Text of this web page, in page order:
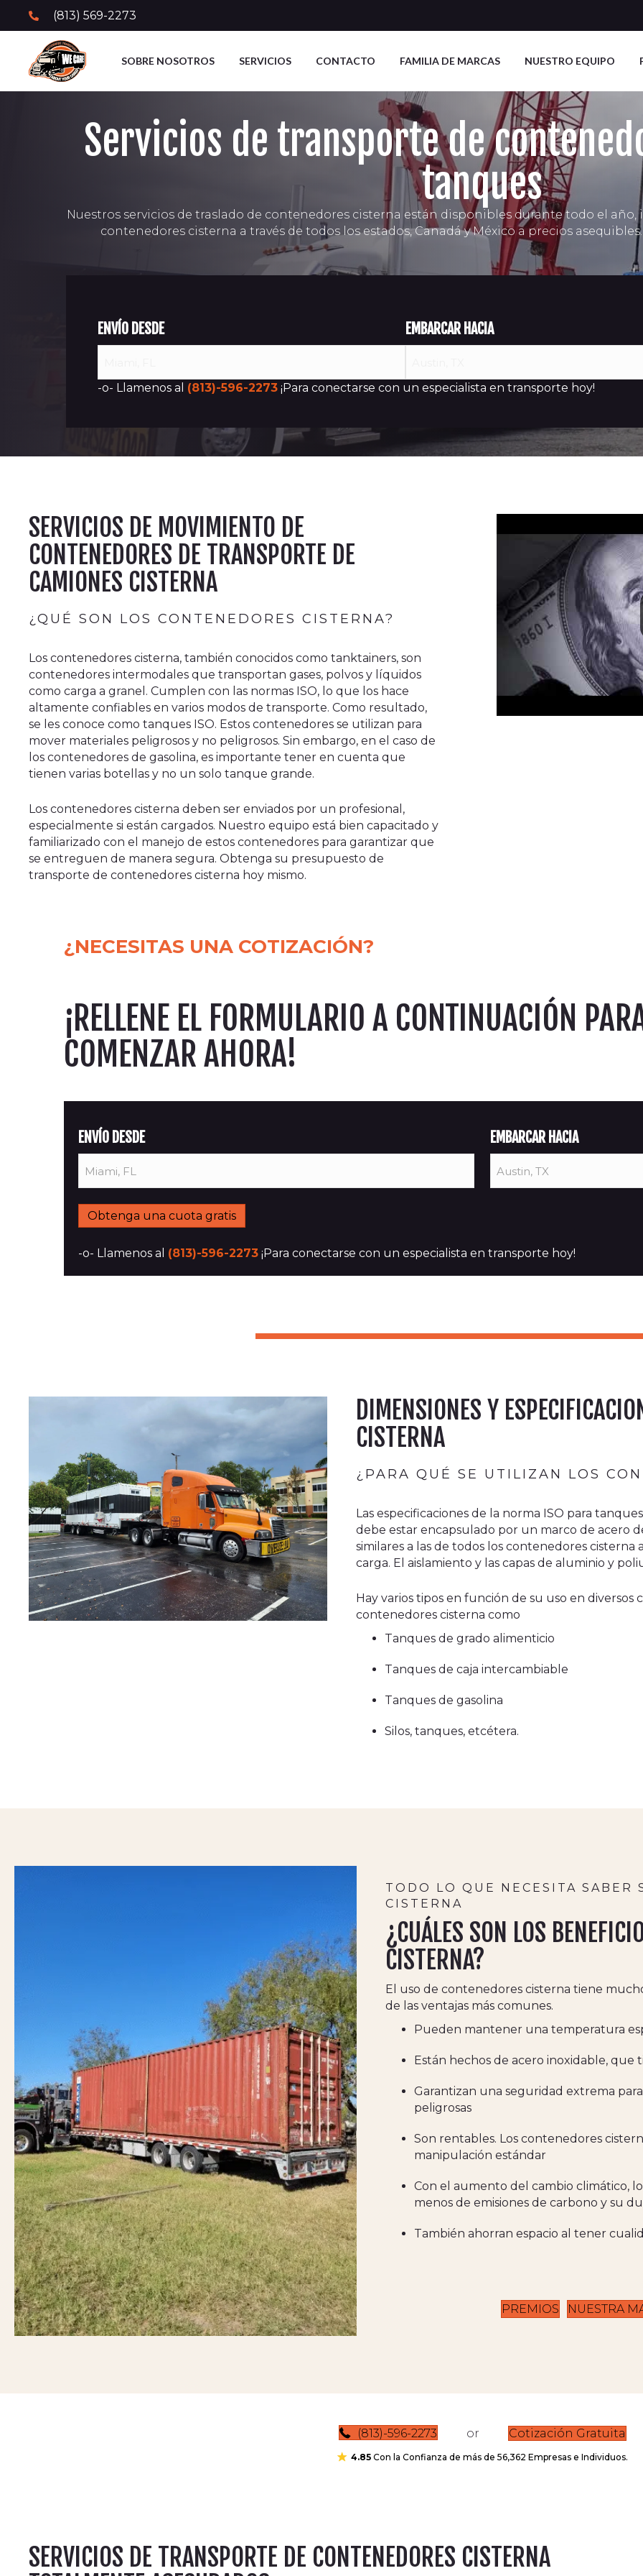
(813) 569-2273
SOBRE NOSOTROS SERVICIOS CONTACTO FAMILIA DE MARCAS NUESTRO EQUIPO
Servicios de transporte de
tanques
Nuestros servicios de traslado de contenedores cisterna están disponibles durante todo el
contenedores cisterna a través de todos los estados, Canadá y México a precios
ENVÍO DESDE EMBARCAR HACIA
-o- Llamenos al (813)-596-2273 ¡Para conectarse con un especialista en transporte hoy!
SERVICIOS DE MOVIMIENTO DE
CONTENEDORES DE TRANSPORTE DE
CAMIONES CISTERNA
¿QUÉ SON LOS CONTENEDORES CISTERNA?
Los contenedores cisterna, también conocidos como tanktainers, son
contenedores intermodales que transportan gases, polvos y líquidos
como carga a granel. Cumplen con las normas ISO, lo que los hace
altamente confiables en varios modos de transporte. Como resultado,
se les conoce como tanques ISO. Estos contenedores se utilizan para
mover materiales peligrosos y no peligrosos. Sin embargo, en el caso de
los contenedores de gasolina, es importante tener en cuenta que
tienen varias botellas y no un solo tanque grande.
Los contenedores cisterna deben ser enviados por un profesional,
especialmente si están cargados. Nuestro equipo está bien capacitado y
familiarizado con el manejo de estos contenedores para garantizar que
se entreguen de manera segura. Obtenga su presupuesto de
transporte de contenedores cisterna hoy mismo.
¿NECESITAS UNA COTIZACIÓN?
¡RELLENE EL FORMULARIO A CONTINUACIÓN
COMENZAR AHORA!
ENVÍO DESDE EMBARCAR HACIA
-o- Llamenos al (813)-596-2273¡Para conectarse con un especialista en transporte hoy!
DIMENSIONES Y
CISTERNA
¿PARA QUÉ SE UTILIZAN LOS
Las especificaciones de la norma ISO para
debe estar encapsulado por un marco de acero
similares a las de todos los contenedores
carga. El aislamiento y las capas de aluminio y
Hay varios tipos en función de su uso en
contenedores cisterna como
Tanques de grado alimenticio
Tanques de caja intercambiable
Tanques de gasolina
Silos, tanques, etcétera.
TODO LO QUE NECESITA SABER
CISTERNA
¿CUÁLES SON LOS
CISTERNA?
El uso de contenedores cisterna tiene
de las ventajas más comunes.
Pueden mantener una temperatura
Están hechos de acero inoxidable, que
Garantizan una seguridad extrema
peligrosas
Son rentables. Los contenedores
manipulación estándar
Con el aumento del cambio climático,
menos de emisiones de carbono y su
También ahorran espacio al tener
PREMIOS NUESTRA
(813)-596-2273 or Cotización Gratuita
4.85Con la Confianza de más de 56,362 Empresas e Individuos.
SERVICIOS DE TRANSPORTE DE CONTENEDORES CISTERNA